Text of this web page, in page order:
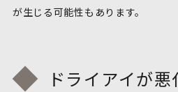
が生じる可能性もあります。
ドライアイが悪